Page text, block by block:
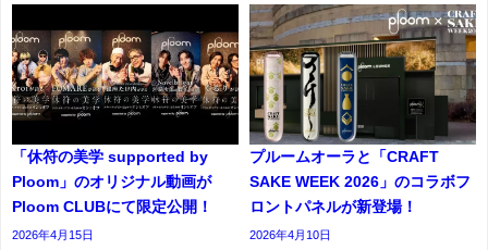
「休符の美学 supported by
Ploom」のオリジナル動画が
Ploom CLUBにて限定公開！
2026年4月15日
プルームオーラと「CRAFT
SAKE WEEK 2026」のコラボフ
ロントパネルが新登場！
2026年4月10日